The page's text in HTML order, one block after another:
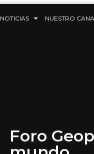
NOTICIAS NUESTRO
Foro